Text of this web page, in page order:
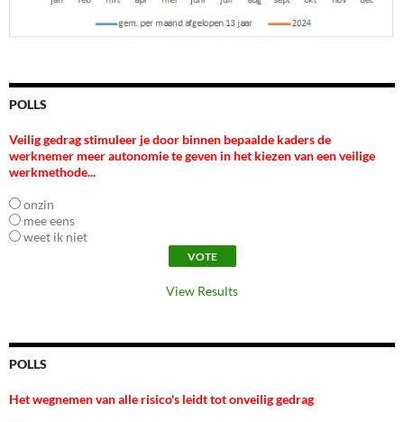
POLLS
Veilig gedrag stimuleer je door binnen bepaalde kaders de
werknemer meer autonomie te geven in het kiezen van een veilige
werkmethode...
onzin
mee eens
weet ik niet
View Results
POLLS
Het wegnemen van alle risico's leidt tot onveilig gedrag